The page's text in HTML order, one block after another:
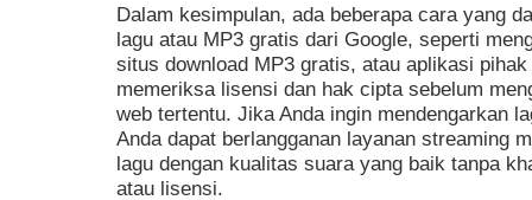
Dalam kesimpulan, ada beberapa cara yang
lagu atau MP3 gratis dari Google, seperti
situs download MP3 gratis, atau aplikasi
memeriksa lisensi dan hak cipta sebelum
web tertentu. Jika Anda ingin mendengarkan
Anda dapat berlangganan layanan streaming
lagu dengan kualitas suara yang baik tanpa
atau lisensi.